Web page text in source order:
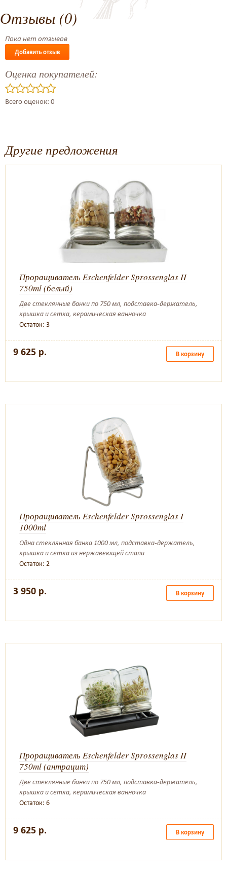
Отзывы (0)
Пока нет отзывов
Добавить отзыв
Оценка покупателей:
Всего оценок: 0
Другие предложения
Проращиватель Eschenfelder Sprossenglas II
750ml (белый)
Две стеклянные банки по 750 мл, подставка-держатель,
крышка и сетка, керамическая ванночка
Остаток: 3
9 625 р. В корзину
Проращиватель Eschenfelder Sprossenglas I
1000ml
Одна стеклянная банка 1000 мл, подставка-держатель,
крышка и сетка из нержавеющей стали
Остаток: 2
3 950 р. В корзину
Проращиватель Eschenfelder Sprossenglas II
750ml (антрацит)
Две стеклянные банки по 750 мл, подставка-держатель,
крышка и сетка, керамическая ванночка
Остаток: 6
9 625 р. В корзину